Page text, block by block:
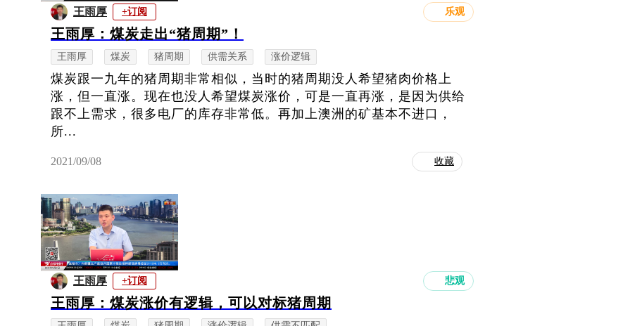
王雨厚 +订阅 乐观
王雨厚：煤炭走出“猪周期”！
王雨厚 煤炭 猪周期 供需关系 涨价逻辑
煤炭跟一九年的猪周期非常相似，当时的猪周期没人希望猪肉价格上
涨，但一直涨。现在也没人希望煤炭涨价，可是一直再涨，是因为供给
跟不上需求，很多电厂的库存非常低。再加上澳洲的矿基本不进口，
所...
2021/09/08 收藏
王雨厚 +订阅 悲观
王雨厚：煤炭涨价有逻辑，可以对标猪周期